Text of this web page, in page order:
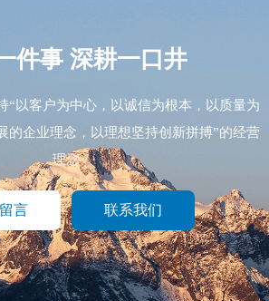
件事 深耕一口井
“以客户为中心，以诚信为根本，以质量为
的企业理念，以理想坚持创新拼搏”的经营
理念
言 联系我们